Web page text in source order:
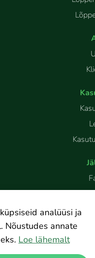
analüüsi ja
Nõustudes annate
Loe lähemalt
Copyright